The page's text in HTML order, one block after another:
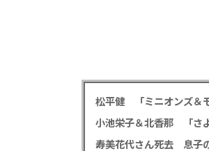
小池栄子＆北香那 「さ